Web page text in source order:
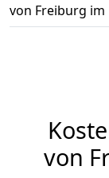
von Freiburg im
von